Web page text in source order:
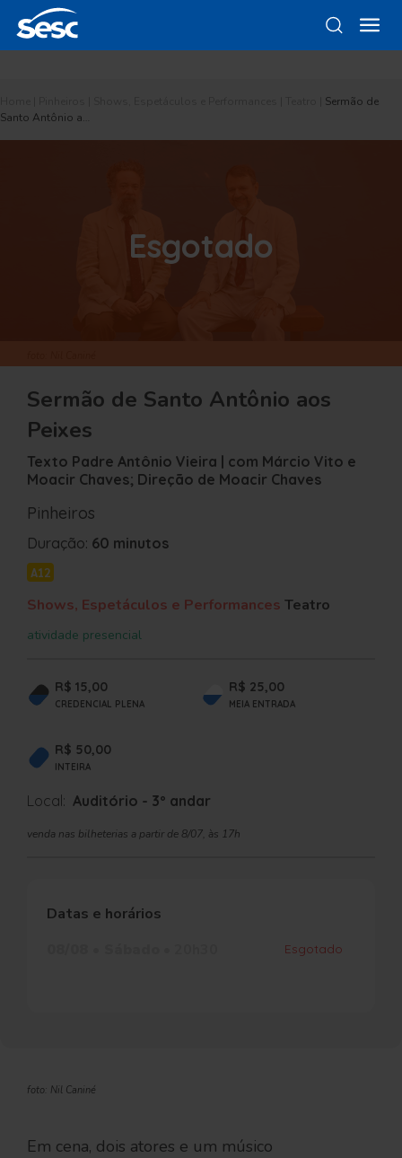
Sermão de
Santo Antônio a…
Esgotado
Sermão de Santo Antônio aos
Peixes
Texto Padre Antônio Vieira | com Márcio Vito e
Moacir Chaves; Direção de Moacir Chaves
Pinheiros
Duração: 60 minutos
A12
Shows, Espetáculos e Performances Teatro
atividade presencial
R$ 15,00
CREDENCIAL PLENA
R$ 25,00
MEIA ENTRADA
R$ 50,00
INTEIRA
Local: Auditório - 3º andar
venda nas bilheterias a partir de 8/07, às 17h
Datas e horários
Esgotado
foto: Nil Caniné
Em cena, dois atores e um músico